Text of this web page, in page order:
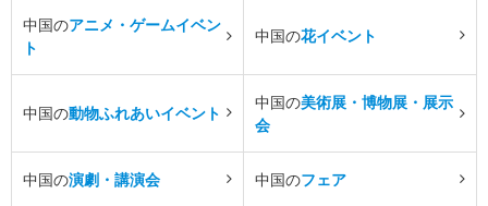
中国のアニメ・ゲームイベン
ト
中国の花イベント
中国の動物ふれあいイベント
中国の美術展・博物展・展示
会
中国の演劇・講演会 中国のフェア